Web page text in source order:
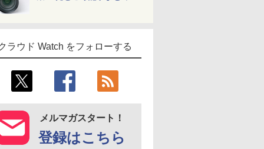
ラウド Watch をフォローする
メルマガスタート！
登録はこちら